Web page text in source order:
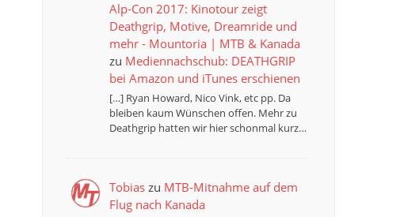
Alp-Con 2017: Kinotour zeigt
Deathgrip, Motive, Dreamride und
mehr - Mountoria | MTB & Kanada
zu Mediennachschub: DEATHGRIP
bei Amazon und iTunes erschienen
[…] Ryan Howard, Nico Vink, etc pp. Da
bleiben kaum Wünschen offen. Mehr zu
Deathgrip hatten wir hier schonmal kurz…
Tobiaszu MTB-Mitnahme auf dem
Flug nach Kanada